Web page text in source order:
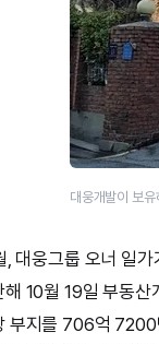
대웅개발이 보
, 대웅그룹 오너 일
해 10월 19일 부동
부지를 706억 7200